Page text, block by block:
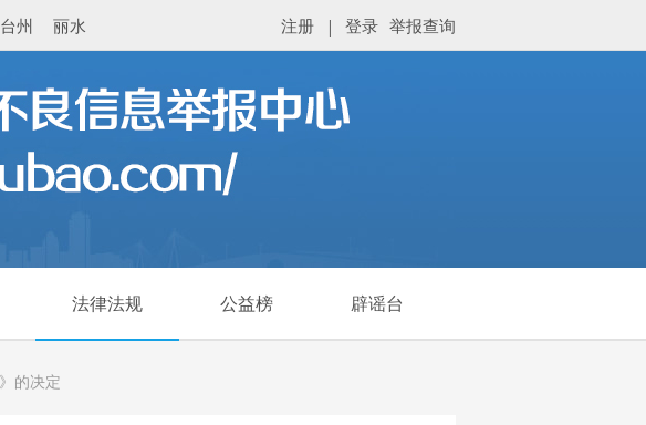
台州 丽水 举报查询
登录
|
注册
法律法规 公益榜 辟谣台
的决定